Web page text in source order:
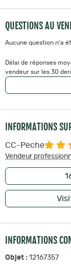
QUESTIONS AU
Aucune question n'a
Délai de réponses
vendeur sur les 30
INFORMATIONS
CC-Peche
Vendeur
INFORMATIONS
Objet : 12167357